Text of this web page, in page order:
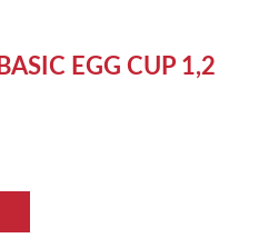
EGG CUP 1,2